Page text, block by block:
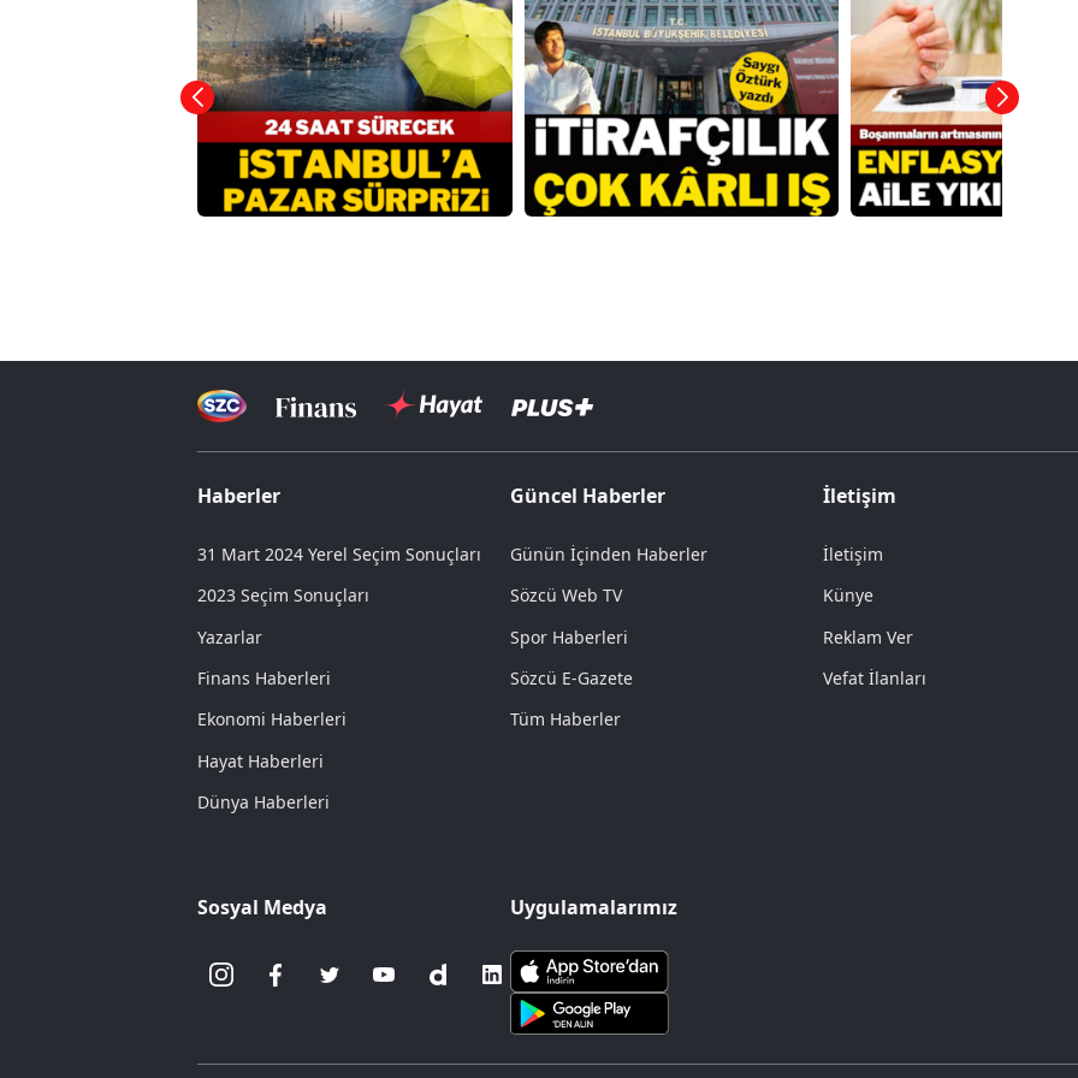
Haberler
31 Mart 2024 Yerel Seçim Sonuçları
2023 Seçim Sonuçları
Yazarlar
Finans Haberleri
Ekonomi Haberleri
Hayat Haberleri
Dünya Haberleri
Güncel Haberler
Günün İçinden Haberler
Sözcü Web TV
Spor Haberleri
Sözcü E-Gazete
Tüm Haberler
İletişim
İletişim
Künye
Reklam Ver
Vefat İlanları
Sosyal Medya Uygulamalarımız